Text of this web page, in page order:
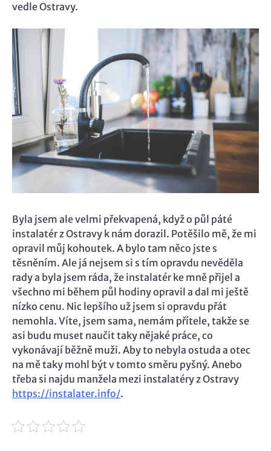
vedle Ostravy.
Byla jsem ale velmi překvapená, když o půl páté
instalatér z Ostravy k nám dorazil. Potěšilo mě, že mi
opravil můj kohoutek. A bylo tam něco jste s
těsněním. Ale já nejsem si s tím opravdu nevěděla
rady a byla jsem ráda, že instalatér ke mně přijel a
všechno mi během půl hodiny opravil a dal mi ještě
nízko cenu. Nic lepšího už jsem si opravdu přát
nemohla. Víte, jsem sama, nemám přítele, takže se
asi budu muset naučit taky nějaké práce, co
vykonávají běžně muži. Aby to nebyla ostuda a otec
na mě taky mohl být v tomto směru pyšný. Anebo
třeba si najdu manžela mezi instalatéry z Ostravy
https://instalater.info/.